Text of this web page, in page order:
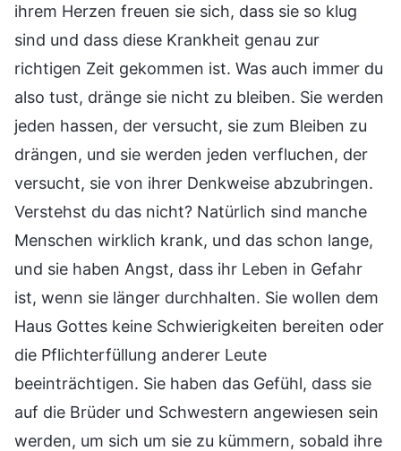
ihrem Herzen freuen sie sich, dass sie so klug
sind und dass diese Krankheit genau zur
richtigen Zeit gekommen ist. Was auch immer du
also tust, dränge sie nicht zu bleiben. Sie werden
jeden hassen, der versucht, sie zum Bleiben zu
drängen, und sie werden jeden verfluchen, der
versucht, sie von ihrer Denkweise abzubringen.
Verstehst du das nicht? Natürlich sind manche
Menschen wirklich krank, und das schon lange,
und sie haben Angst, dass ihr Leben in Gefahr
ist, wenn sie länger durchhalten. Sie wollen dem
Haus Gottes keine Schwierigkeiten bereiten oder
die Pflichterfüllung anderer Leute
beeinträchtigen. Sie haben das Gefühl, dass sie
auf die Brüder und Schwestern angewiesen sein
werden, um sich um sie zu kümmern, sobald ihre